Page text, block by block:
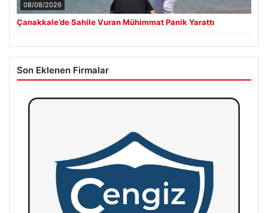
08/08/2026
Çanakkale’de Sahile Vuran Mühimmat Panik Yarattı
Son Eklenen Firmalar